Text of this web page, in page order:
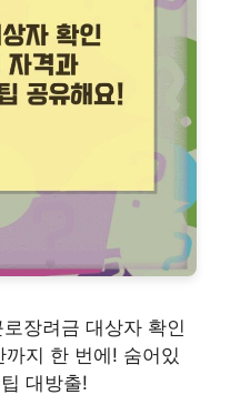
장려금 대상자 확인
지 한 번에! 숨어있
대방출!